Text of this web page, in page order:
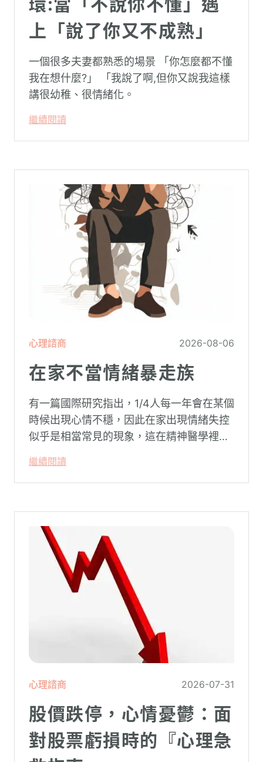
環:當「不說你不懂」遇
上「說了你又不成熟」
一個很多夫妻都熟悉的場景 「你怎麼都不懂
我在想什麼?」 「我說了啊,但你又說我這樣
講很幼稚、很情緒化。
繼續閱讀
心理諮商 2026-08-06
在家不當情緒暴走族
有一篇國際研究指出，1/4人每一年會在某個
時候出現心情不穩，因此在家出現情緒失控
似乎是相當常見的現象，這在精神醫學裡不
系統在長久使用之下，突然在某一次需要處
理更高層次的資料時，電腦呈現當機現象，
造成重大影響。
繼續閱讀
心理諮商 2026-07-31
股價跌停，心情憂鬱：面
對股票虧損時的『心理急